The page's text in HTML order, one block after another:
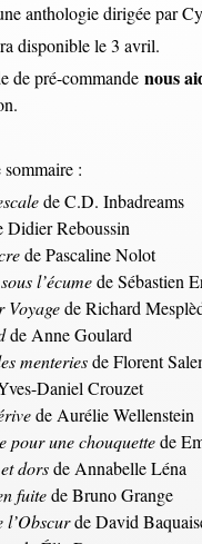
anthologie dirigée par
disponible le 3 avril.
de pré-commande nous
:
de C.D. Inbadreams
Didier Reboussin
de Pascaline Nolot
l’écumede Sébastien
Voyagede Richard
de Anne Goulard
menteriesde Florent
Daniel Crouzet
de Aurélie Wellenstein
pour une chouquettede
dorsde Annabelle Léna
fuitede Bruno Grange
l’Obscurde David